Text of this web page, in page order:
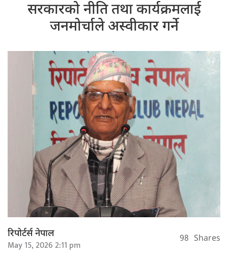
सरकारको नीति तथा कार्यक्रमलाई
जनमोर्चाले अस्वीकार गर्ने
रिपोर्टर्स नेपाल
May 15, 2026 2:11 pm 98 Shares